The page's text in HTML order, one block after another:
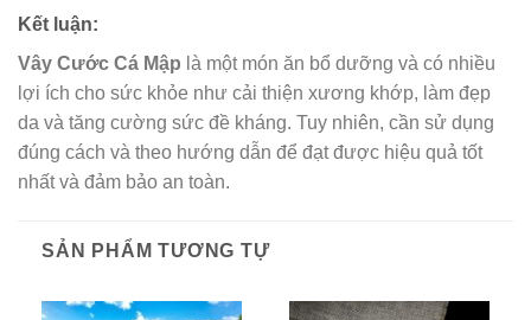
Kết luận:
Vây Cước Cá Mập là một món ăn bổ dưỡng và có nhiều
lợi ích cho sức khỏe như cải thiện xương khớp, làm đẹp
da và tăng cường sức đề kháng. Tuy nhiên, cần sử dụng
đúng cách và theo hướng dẫn để đạt được hiệu quả tốt
nhất và đảm bảo an toàn.
SẢN PHẨM TƯƠNG TỰ